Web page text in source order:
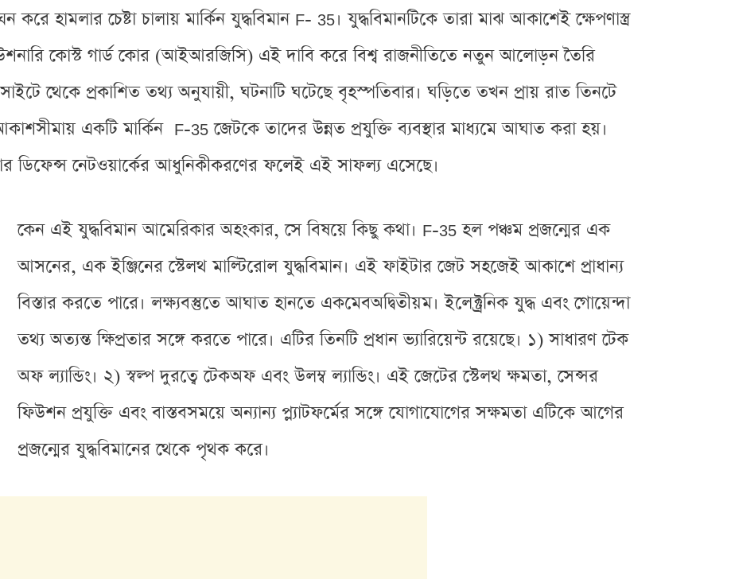
হামলার চেষ্টা চালায় মার্কিন যুদ্ধবিমান F- 35। যুদ্ধবিমানটিকে তারা মাঝ আকাশেই ক্ষেপণাস্ত্র
কোস্ট গার্ড কোর (আইআরজিসি) এই দাবি করে বিশ্ব রাজনীতিতে নতুন আলোড়ন তৈরি
থেকে প্রকাশিত তথ্য অনুযায়ী, ঘটনাটি ঘটেছে বৃহস্পতিবার। ঘড়িতে তখন প্রায় রাত তিনটে
একটি মার্কিন F-35 জেটকে তাদের উন্নত প্রযুক্তি ব্যবস্থার মাধ্যমে আঘাত করা হয়।
ডিফেন্স নেটওয়ার্কের আধুনিকীকরণের ফলেই এই সাফল্য এসেছে।
কেন এই যুদ্ধবিমান আমেরিকার অহংকার, সে বিষয়ে কিছু কথা। F-35 হল পঞ্চম প্রজন্মের এক
আসনের, এক ইঞ্জিনের স্টেলথ মাল্টিরোল যুদ্ধবিমান। এই ফাইটার জেট সহজেই আকাশে প্রাধান্য
বিস্তার করতে পারে। লক্ষ্যবস্তুতে আঘাত হানতে একমেবঅদ্বিতীয়ম। ইলেক্ট্রনিক যুদ্ধ এবং গোয়েন্দা
তথ্য অত্যন্ত ক্ষিপ্রতার সঙ্গে করতে পারে। এটির তিনটি প্রধান ভ্যারিয়েন্ট রয়েছে। ১) সাধারণ টেক
অফ ল্যান্ডিং। ২) স্বল্প দুরত্বে টেকঅফ এবং উলম্ব ল্যান্ডিং। এই জেটের স্টেলথ ক্ষমতা, সেন্সর
ফিউশন প্রযুক্তি এবং বাস্তবসময়ে অন্যান্য প্ল্যাটফর্মের সঙ্গে যোগাযোগের সক্ষমতা এটিকে আগের
প্রজন্মের যুদ্ধবিমানের থেকে পৃথক করে।